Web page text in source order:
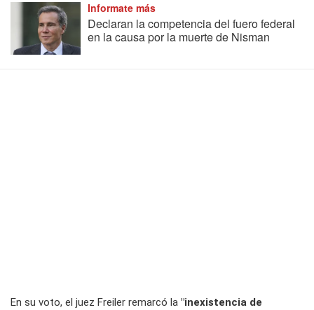
Informate más
Declaran la competencia del fuero federal
en la causa por la muerte de Nisman
En su voto, el juez Freiler remarcó la "inexistencia de